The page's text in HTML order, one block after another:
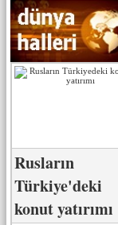
Rusların
Türkiye'deki
konut yatırımı